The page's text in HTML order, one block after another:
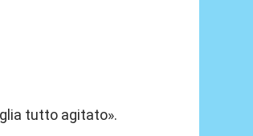
tutto agitato».